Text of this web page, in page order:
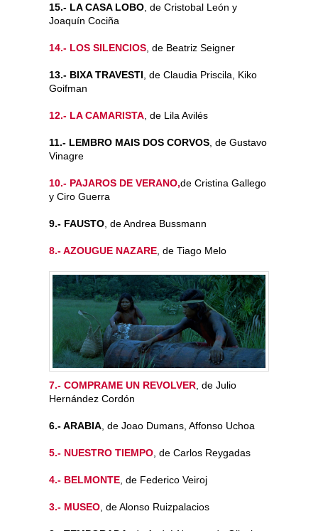
15.- LA CASA LOBO , de Cristobal León y
Joaquín Cociña
14.- LOS SILENCIOS , de Beatriz Seigner
13.- BIXA TRAVESTI , de Claudia Priscila, Kiko
Goifman
12.- LA CAMARISTA , de Lila Avilés
11.- LEMBRO MAIS DOS CORVOS , de Gustavo
Vinagre
10.- PAJAROS DE VERANO,de Cristina Gallego
y Ciro Guerra
9.- FAUSTO , de Andrea Bussmann
8.- AZOUGUE NAZARE , de Tiago Melo
7.- COMPRAME UN REVOLVER , de Julio
Hernández Cordón
6.- ARABIA , de Joao Dumans, Affonso Uchoa
5.- NUESTRO TIEMPO , de Carlos Reygadas
4.- BELMONTE , de Federico Veiroj
3.- MUSEO , de Alonso Ruizpalacios